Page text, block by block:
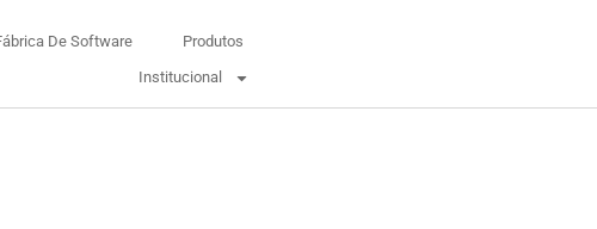
De Software
Produtos
Institucional